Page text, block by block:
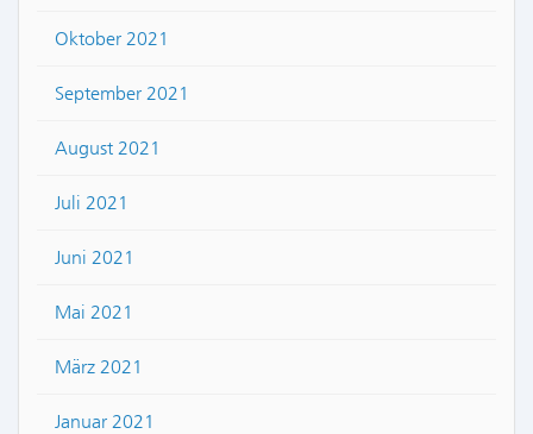
Oktober 2021
September 2021
August 2021
Juli 2021
Juni 2021
Mai 2021
März 2021
Januar 2021